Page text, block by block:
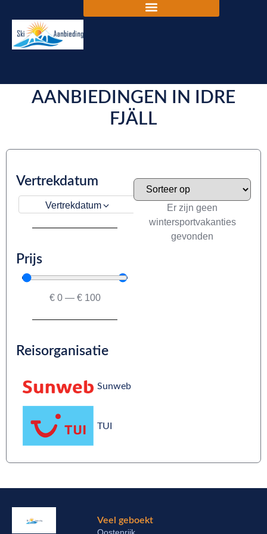
AANBIEDINGEN IN IDRE
FJÄLL
Vertrekdatum
Vertrekdatum
Prijs
€ 0 — € 100
Reisorganisatie
Sunweb
TUI
Er zijn geen
wintersportvakanties
gevonden
Veel geboekt